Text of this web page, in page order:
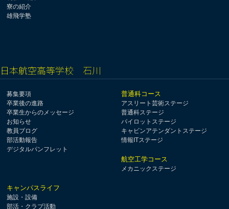
寮の紹介
雄飛学塾
日本航空高等学校 石川
募集要項
卒業後の進路
卒業生からのメッセージ
お知らせ
教員ブログ
部活動報告
デジタルパンフレット
普通科コース
アスリート芸術ステージ
普通科ステージ
パイロットステージ
キャビンアテンダントステージ
情報ITステージ
航空工学コース
メカニックステージ
キャンパスライフ
施設・設備
部活・クラブ活動